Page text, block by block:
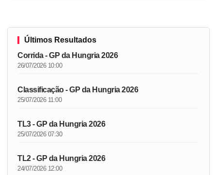
Últimos Resultados
Corrida - GP da Hungria 2026
26/07/2026 10:00
Classificação - GP da Hungria 2026
25/07/2026 11:00
TL3 - GP da Hungria 2026
25/07/2026 07:30
TL2 - GP da Hungria 2026
24/07/2026 12:00